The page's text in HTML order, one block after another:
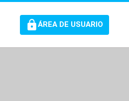
ÁREA DE USUARIO